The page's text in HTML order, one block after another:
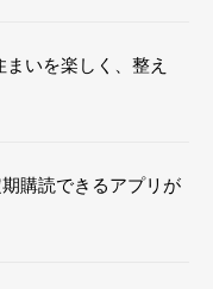
まいを楽しく、整え
購読できるアプリが